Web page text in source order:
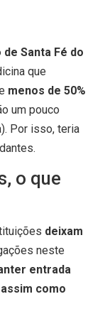
Santa Fé do
que
menos de 50%
um pouco
Por isso, teria
o que
deixam
neste
entrada
como